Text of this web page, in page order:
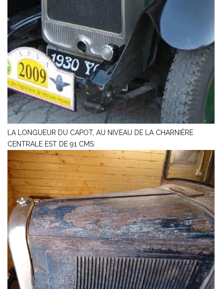
LA LONGUEUR DU CAPOT, AU NIVEAU DE LA CHARNIÈRE
CENTRALE EST DE 91 CMS: